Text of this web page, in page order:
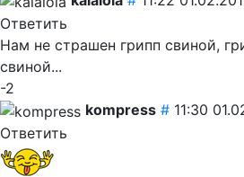
Ответить
Нам не страшен грипп свиной,
свиной...
-2
kompress # 11:30
Ответить